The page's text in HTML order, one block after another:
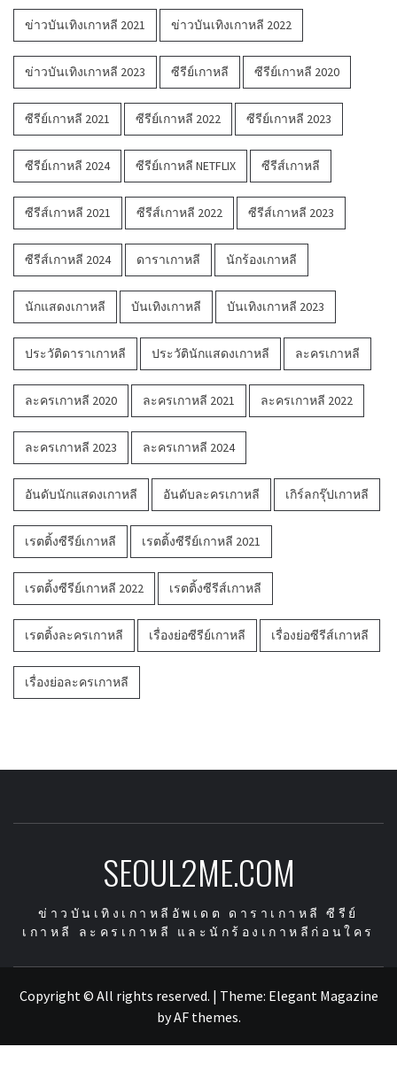
ข่าวบันเทิงเกาหลี 2021 ข่าวบันเทิงเกาหลี 2022
ข่าวบันเทิงเกาหลี 2023 ซีรีย์เกาหลี ซีรีย์เกาหลี 2020
ซีรีย์เกาหลี 2021 ซีรีย์เกาหลี 2022 ซีรีย์เกาหลี 2023
ซีรีย์เกาหลี 2024 ซีรีย์เกาหลี NETFLIX ซีรีส์เกาหลี
ซีรีส์เกาหลี 2021 ซีรีส์เกาหลี 2022 ซีรีส์เกาหลี 2023
ซีรีส์เกาหลี 2024 ดาราเกาหลี นักร้องเกาหลี
นักแสดงเกาหลี บันเทิงเกาหลี บันเทิงเกาหลี 2023
ประวัติดาราเกาหลี ประวัตินักแสดงเกาหลี ละครเกาหลี
ละครเกาหลี 2020 ละครเกาหลี 2021 ละครเกาหลี 2022
ละครเกาหลี 2023 ละครเกาหลี 2024
อันดับนักแสดงเกาหลี อันดับละครเกาหลี เกิร์ลกรุ๊ปเกาหลี
เรตติ้งซีรีย์เกาหลี เรตติ้งซีรีย์เกาหลี 2021
เรตติ้งซีรีย์เกาหลี 2022 เรตติ้งซีรีส์เกาหลี
เรตติ้งละครเกาหลี เรื่องย่อซีรีย์เกาหลี เรื่องย่อซีรีส์เกาหลี
เรื่องย่อละครเกาหลี
SEOUL2ME.COM
ข่าวบันเทิงเกาหลีอัพเดต ดาราเกาหลี ซีรีย์
เกาหลี ละครเกาหลี และนักร้องเกาหลีก่อนใคร
Copyright © All rights reserved. | Theme: Elegant Magazine
byAF themes.